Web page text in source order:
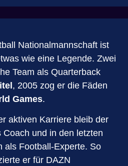
Nationalmannschaft ist
wie eine Legende. Zwei
Team als Quarterback
, 2005 zog er die Fäden
Games.
aktiven Karriere bleib der
Coach und in den letzten
als Football-Experte. So
er für DAZN